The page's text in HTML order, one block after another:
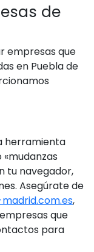
de
empresas que
en Puebla de
herramienta
tu navegador,
Asegúrate de
,
que
para